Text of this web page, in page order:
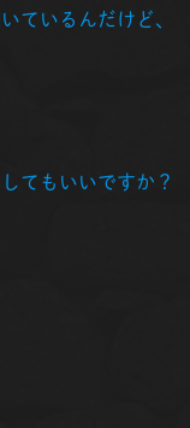
ているんだけど、
てもいいですか？